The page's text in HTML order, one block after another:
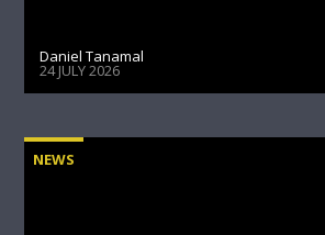
Daniel Tanamal
24 JULY 2026
NEWS